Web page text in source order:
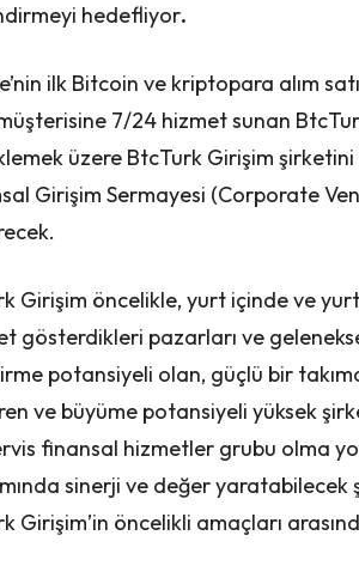
hedefliyor.
ilk Bitcoin ve kriptopara alım
7/24 hizmet sunan
üzere BtcTurk Girişim
Girişim Sermayesi (Corporate
Girişim öncelikle, yurt içinde ve
gösterdikleri pazarları ve
potansiyeli olan, güçlü bir
ve büyüme potansiyeli yüksek
finansal hizmetler grubu olma
sinerji ve değer
Girişim’in öncelikli amaçları